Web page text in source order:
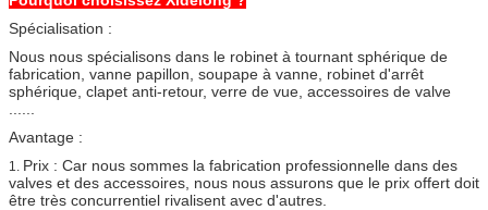
Spécialisation :
Nous nous spécialisons dans le robinet à tournant sphérique de
fabrication, vanne papillon, soupape à vanne, robinet d'arrêt
sphérique, clapet anti-retour, verre de vue, accessoires de valve
Avantage :
1. Prix : Car nous sommes la fabrication professionnelle dans des
valves et des accessoires, nous nous assurons que le prix offert doit
être très concurrentiel rivalisent avec d'autres.